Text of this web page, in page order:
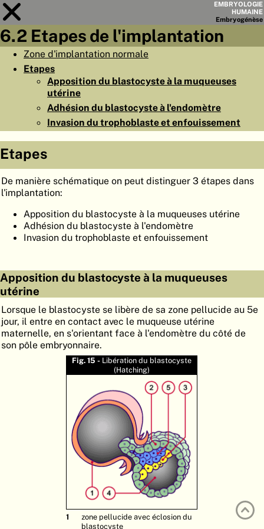
EMBRYOLOGIE
HUMAINE
Embryogénèse
Module6
RÉSUMÉ
◀PAGES▶
ACCUEIL
EMBRYOGÉNÈSE
ATLASEMBRYOLOGY
RECHERCHER
AIDE
6.2 Etapes de l'implantation
Zone d'implantation normale
Etapes
Apposition du blastocyste à la muqueuses
utérine
Adhésion du blastocyste à l'endomètre
Invasion du trophoblaste et enfouissement
Etapes
De manière schématique on peut distinguer 3 étapes dans
l'implantation:
Apposition du blastocyste à la muqueuses utérine
Adhésion du blastocyste à l'endomètre
Invasion du trophoblaste et enfouissement
Apposition du blastocyste à la muqueuses
utérine
Lorsque le blastocyste se libère de sa zone pellucide au 5e
jour, il entre en contact avec le muqueuse utérine
maternelle, en s'orientant face à l'endomètre du côté de
son pôle embryonnaire.
Fig. 15 - Libération du blastocyste
(Hatching)
zone pellucide avec éclosion du
blastocyste